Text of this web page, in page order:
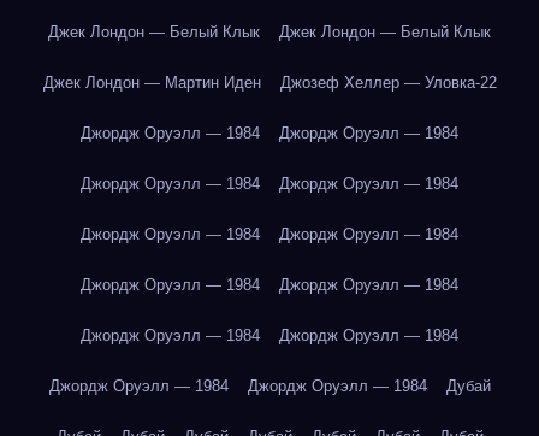
Джек Лондон — Белый Клык Джек Лондон — Белый Клык
Джек Лондон — Мартин Иден Джозеф Хеллер — Уловка-22
Джордж Оруэлл — 1984 Джордж Оруэлл — 1984
Джордж Оруэлл — 1984 Джордж Оруэлл — 1984
Джордж Оруэлл — 1984 Джордж Оруэлл — 1984
Джордж Оруэлл — 1984 Джордж Оруэлл — 1984
Джордж Оруэлл — 1984 Джордж Оруэлл — 1984
Джордж Оруэлл — 1984 Джордж Оруэлл — 1984 Дубай